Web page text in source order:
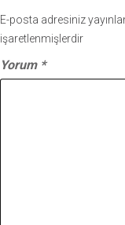
E-posta adresiniz
işaretlenmişlerdir
Yorum *